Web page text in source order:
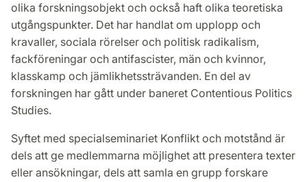
olika forskningsobjekt och också haft olika teoretiska
utgångspunkter. Det har handlat om upplopp och
kravaller, sociala rörelser och politisk radikalism,
fackföreningar och antifascister, män och kvinnor,
klasskamp och jämlikhetssträvanden. En del av
forskningen har gått under baneret Contentious Politics
Studies.
Syftet med specialseminariet Konflikt och motstånd är
dels att ge medlemmarna möjlighet att presentera texter
eller ansökningar, dels att samla en grupp forskare